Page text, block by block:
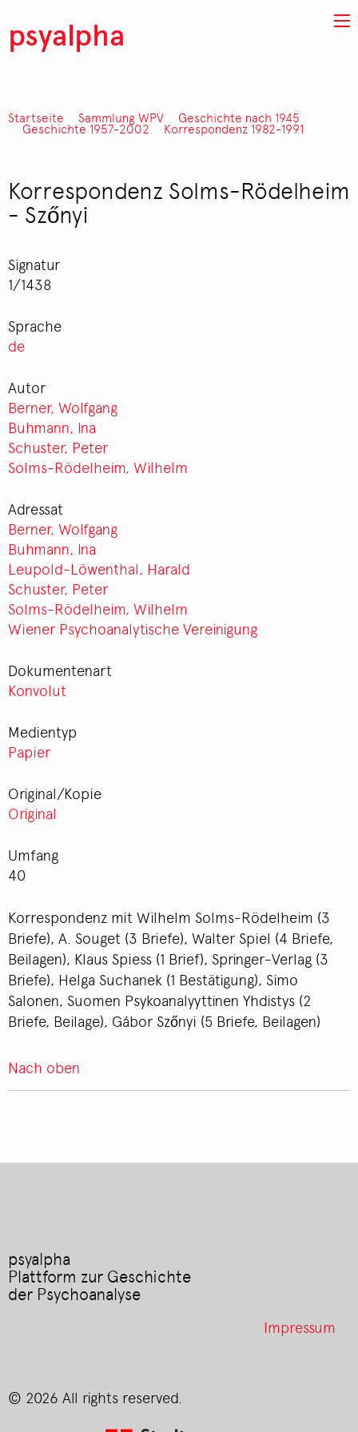
psyalpha
Pfadnavigation
Startseite Sammlung WPV Geschichte nach 1945
Geschichte 1957-2002 Korrespondenz 1982-1991
Korrespondenz Solms-Rödelheim
- Szőnyi
Signatur
1/1438
Sprache
de
Autor
Berner, Wolfgang
Buhmann, Ina
Schuster, Peter
Solms-Rödelheim, Wilhelm
Adressat
Berner, Wolfgang
Buhmann, Ina
Leupold-Löwenthal, Harald
Schuster, Peter
Solms-Rödelheim, Wilhelm
Wiener Psychoanalytische Vereinigung
Dokumentenart
Konvolut
Medientyp
Papier
Original/Kopie
Original
Umfang
40
Korrespondenz mit Wilhelm Solms-Rödelheim (3
Briefe), A. Souget (3 Briefe), Walter Spiel (4 Briefe,
Beilagen), Klaus Spiess (1 Brief), Springer-Verlag (3
Briefe), Helga Suchanek (1 Bestätigung), Simo
Salonen, Suomen Psykoanalyyttinen Yhdistys (2
Briefe, Beilage), Gábor Szőnyi (5 Briefe, Beilagen)
Nach oben
psyalpha
Plattform zur Geschichte
der Psychoanalyse
Impressum
© 2026 All rights reserved.